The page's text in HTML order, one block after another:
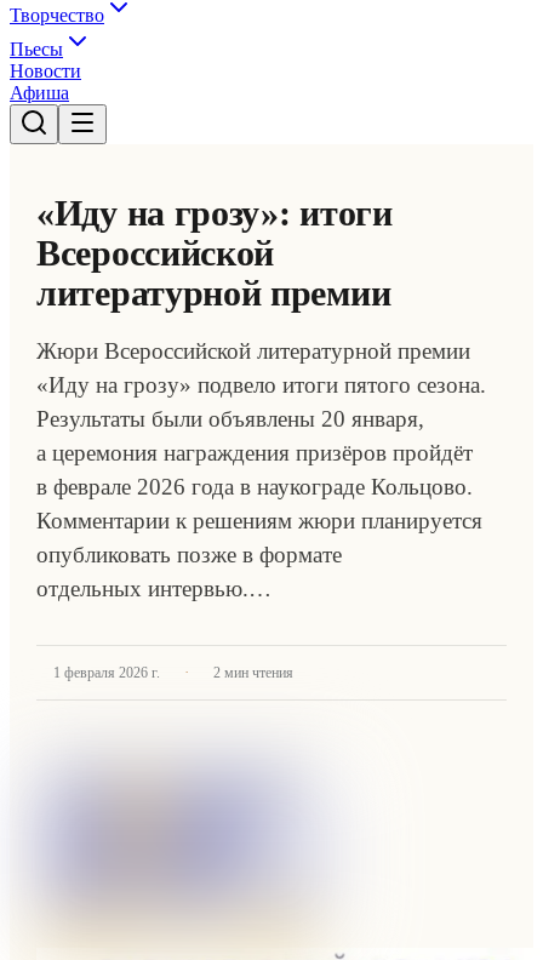
Творчество
Пьесы
Новости
Афиша
«Иду на грозу»: итоги
Всероссийской
литературной премии
Жюри Всероссийской литературной премии
«Иду на грозу» подвело итоги пятого сезона.
Результаты были объявлены 20 января,
а церемония награждения призёров пройдёт
в феврале 2026 года в наукограде Кольцово.
Комментарии к решениям жюри планируется
опубликовать позже в формате
отдельных интервью.…
1 февраля 2026 г. · 2 мин чтения